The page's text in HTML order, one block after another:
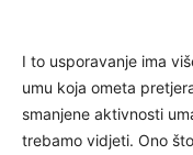
I to usporavanje ima
umu koja ometa
smanjene aktivnosti
trebamo vidjeti. Ono